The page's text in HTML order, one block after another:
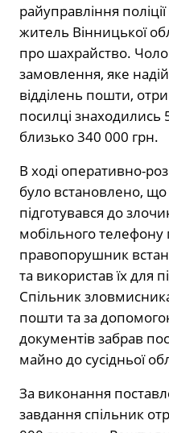
райуправління
житель Вінницької
про шахрайство.
замовлення, яке
відділень пошти,
посилці знаходились
близько 340 000 грн.
В ході оперативно-
було встановлено,
підготувався до
мобільного телефону
правопорушник
та використав їх для
Спільник
пошти та за
документів забрав
майно до сусідньої
За виконання
завдання спільник